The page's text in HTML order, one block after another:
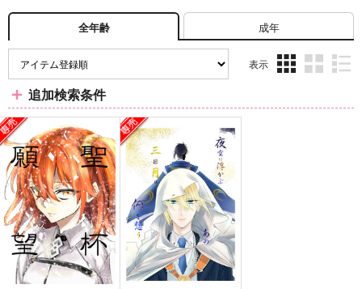
全年齢 成年
表示
ム
ム
ム
追加検索条件